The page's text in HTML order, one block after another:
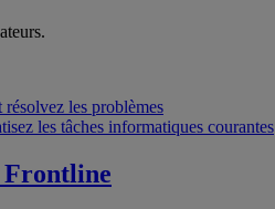
les problèmes
les tâches informatiques courantes
Frontline